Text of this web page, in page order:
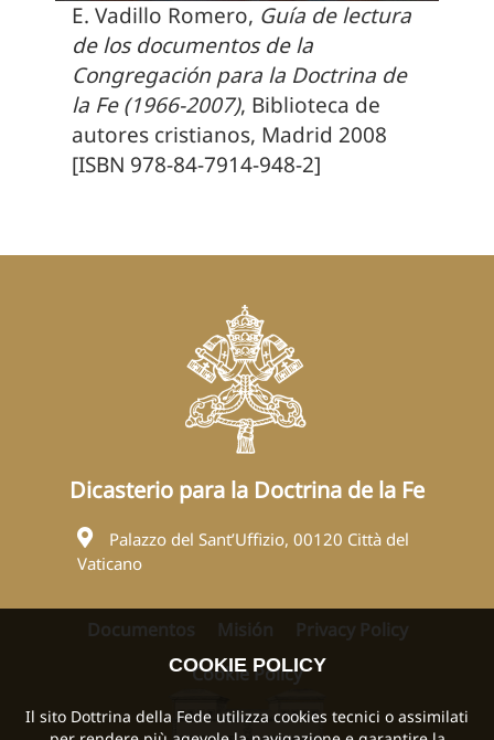
E. Vadillo Romero, Guía de lectura
de los documentos de la
Congregación para la Doctrina de
la Fe (1966-2007), Biblioteca de
autores cristianos, Madrid 2008
[ISBN 978-84-7914-948-2]
Dicasterio para la Doctrina de la Fe
Palazzo del Sant’Uffizio, 00120 Città del
Vaticano
Documentos Misión
Privacy Policy
Cookie Policy
COOKIE POLICY
Il sito Dottrina della Fede utilizza cookies tecnici o assimilati